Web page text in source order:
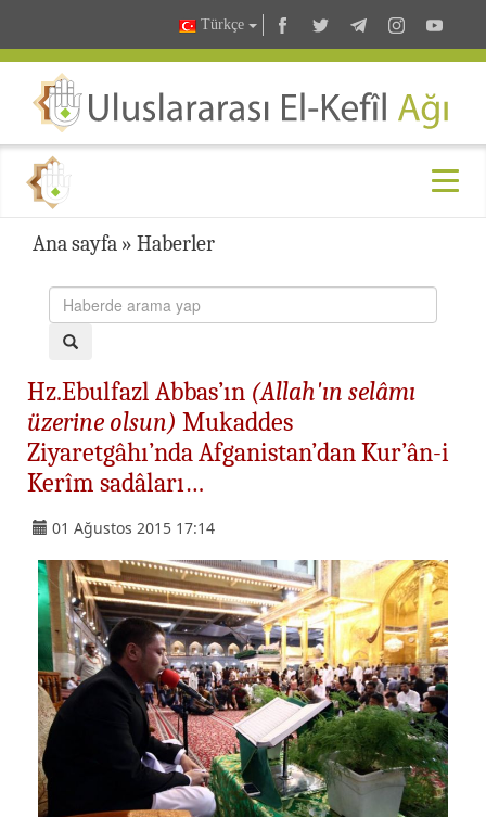
Türkçe
Ana sayfa » Haberler
Hz.Ebulfazl Abbas’ın (Allah'ın selâmı
üzerine olsun) Mukaddes
Ziyaretgâhı’nda Afganistan’dan Kur’ân-i
Kerîm sadâları…
01 Ağustos 2015 17:14